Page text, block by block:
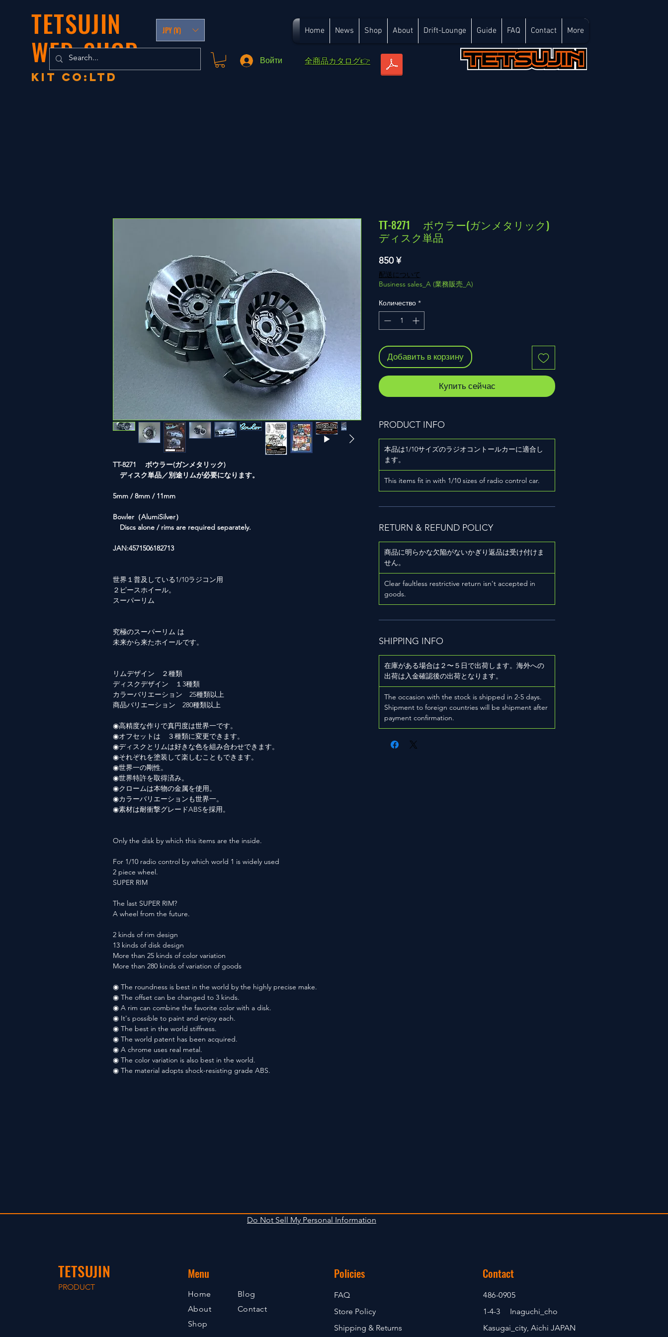
TETSUJIN
WEB-SHOP
KIT co:LTD
JPY (¥) Home News Shop About Drift-Lounge Guide FAQ Contact More
Войти ​全商品カタログ👉
TT-8271 ボウラー(ガンメタリック)
ディスク単品／別途リムが必要になります。
5mm / 8mm / 11mm
Bowler（AlumiSilver）
Discs alone / rims are required separately.
JAN:4571506182713
世界１普及している1/10ラジコン用
２ピースホイール。
スーパーリム
究極のスーパーリム は
未来から来たホイールです。
リムデザイン ２種類
ディスクデザイン １3種類
カラーバリエーション 25種類以上
商品バリエーション 280種類以上
◉高精度な作りで真円度は世界一です。
◉オフセットは ３種類に変更できます。
◉ディスクとリムは好きな色を組み合わせできます。
◉それぞれを塗装して楽しむこともできます。
◉世界一の剛性。
◉世界特許を取得済み。
◉クロームは本物の金属を使用。
◉カラーバリエーションも世界一。
◉素材は耐衝撃グレードABSを採用。
Only the disk by which this items are the inside.
For 1/10 radio control by which world 1 is widely used
2 piece wheel.
SUPER RIM
The last SUPER RIM?
A wheel from the future.
2 kinds of rim design
13 kinds of disk design
More than 25 kinds of color variation
More than 280 kinds of variation of goods
◉ The roundness is best in the world by the highly precise make.
◉ The offset can be changed to 3 kinds.
◉ A rim can combine the favorite color with a disk.
◉ It's possible to paint and enjoy each.
◉ The best in the world stiffness.
◉ The world patent has been acquired.
◉ A chrome uses real metal.
◉ The color variation is also best in the world.
◉ The material adopts shock-resisting grade ABS.
TT-8271 ボウラー(ガンメタリック)
ディスク単品
850 ¥Цена
配送について
Business sales_A (業務販売_A)
Количество *
Добавить в корзину
Купить сейчас
PRODUCT INFO
本品は1/10サイズのラジオコントールカーに適合し
ます。
This items fit in with 1/10 sizes of radio control car.
RETURN & REFUND POLICY
商品に明らかな欠陥がないかぎり返品は受け付けま
せん。
Clear faultless restrictive return isn't accepted in
goods.
SHIPPING INFO
在庫がある場合は２〜５日で出荷します。海外への
出荷は入金確認後の出荷となります。
The occasion with the stock is shipped in 2-5 days.
Shipment to foreign countries will be shipment after
payment confirmation.
TETSUJIN
PRODUCT
Menu
Home
About
Shop
Blog
Contact
Policies
FAQ
Store Policy
Shipping & Returns
Contact
486-0905
1-4-3 Inaguchi_cho
Kasugai_city, Aichi JAPAN
Do Not Sell My Personal Information